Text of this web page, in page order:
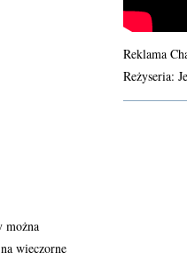
można
wieczorne
Reklama
Reżyseria: